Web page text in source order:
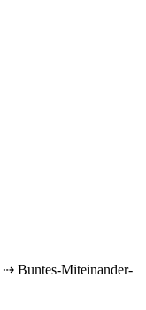
⇢ Buntes-Miteinander-